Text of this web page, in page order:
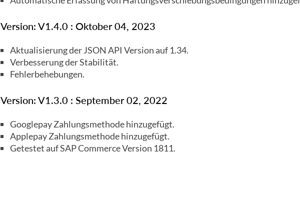
Version: V1.4.0 : Oktober 04, 2023
Aktualisierung der JSON API Version auf 1.34.
Verbesserung der Stabilität.
Fehlerbehebungen.
Version: V1.3.0 : September 02, 2022
Googlepay Zahlungsmethode hinzugefügt.
Applepay Zahlungsmethode hinzugefügt.
Getestet auf SAP Commerce Version 1811.